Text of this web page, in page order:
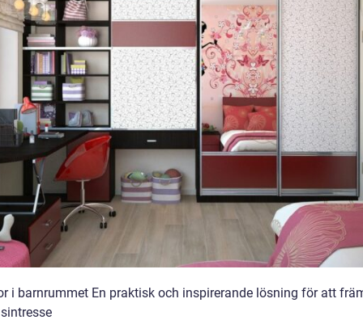
i barnrummet En praktisk och inspirerande lösning för att